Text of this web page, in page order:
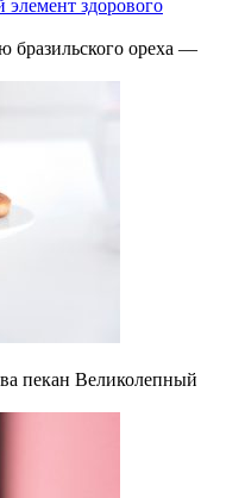
здорового
бразильского ореха —
пекан Великолепный